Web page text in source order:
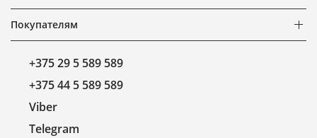
Покупателям
+375 29 5 589 589
+375 44 5 589 589
Viber
Telegram